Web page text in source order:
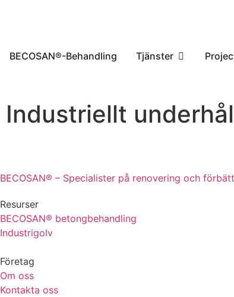
BECOSAN®-Behandling Tjänster
Industriellt
BECOSAN® – Specialister på renovering och
Resurser
BECOSAN® betongbehandling
Industrigolv
Företag
Om oss
Kontakta oss